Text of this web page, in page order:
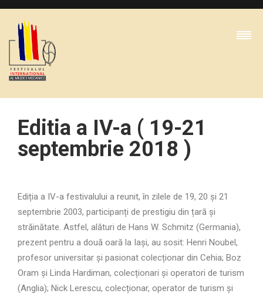
Editia a IV-a ( 19-21
septembrie 2018 )
Ediția a IV-a festivalului a reunit, în zilele de 19, 20 și 21
septembrie 2003, participanți de prestigiu din țară și
străinătate. Astfel, alături de Hans W. Schmitz (Germania),
prezent pentru a două oară la Iași, au sosit: Henri Noubel,
profesor universitar și pasionat colecționar din Cehia; Boz
Oram și Linda Hardiman, colecționari și operatori de turism
(Anglia); Nick Lerescu, colecționar, operator de turism și